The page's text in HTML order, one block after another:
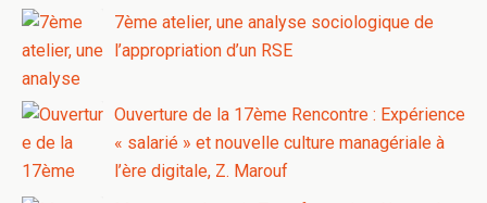
7ème atelier, une analyse sociologique de
l’appropriation d’un RSE
Ouverture de la 17ème Rencontre : Expérience
« salarié » et nouvelle culture managériale à
l’ère digitale, Z. Marouf